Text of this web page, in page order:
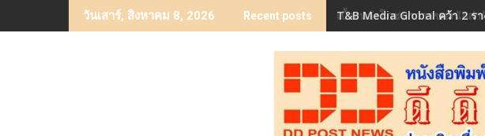
to
วันเสาร์, สิงหาคม 8, 2026 Recent posts T&B Media Global คว้า 2 ร
เบื้องหลังโภชนาการของนักล่า